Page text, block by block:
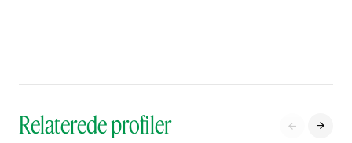
Relaterede profiler  